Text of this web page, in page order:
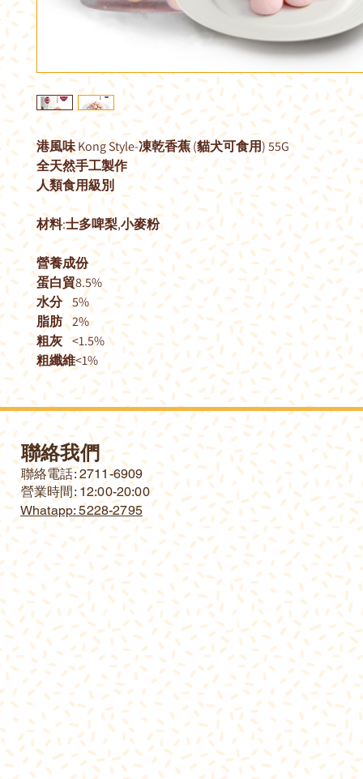
港風味 Kong Style-凍乾香蕉 (貓犬可食用) 55G
全天然手工製作
人類食用級別
材料:士多啤梨,小麥粉
營養成份
蛋白貿8.5%
水分 5%
脂肪 2%
粗灰 <1.5%
粗纖維<1%
聯絡我們
​聯絡電話: 2711-6909
營業時間: 12:00-20:00
Whatapp: 5228-2795